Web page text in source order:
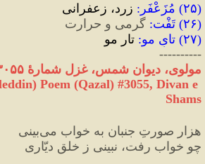
(۲۵) مُزَعْفَر : زرد، زعفرانی
(۲۶) تَفْت: گرمی و حرارت
(۲۷) تایِ مو: تار مو
----------
مولوی، دیوان شمس، غزل شمارهٔ ۳۰۵۵
Poem (Qazal) #3055, Divan e
Shams
هزار صورتِ جنبان به خواب می‌بینی
چو خواب رفت، نبینی ز خلق دیّاری